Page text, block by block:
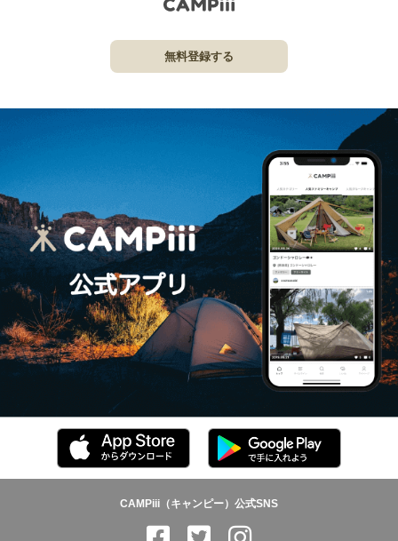
無料登録する
CAMPiii（キャンピー）公式SNS